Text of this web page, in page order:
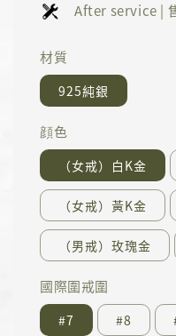
After service |
材質
925純銀
顔色
（女戒）白K金
（女戒）黃K金
（男戒）玫瑰金
國際圍戒圍
#7 #8